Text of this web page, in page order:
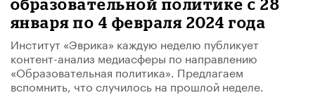
образовательной политике с 28
января по 4 февраля 2024 года
Институт «Эврика» каждую неделю публикует
контент-анализ медиасферы по направлению
«Образовательная политика». Предлагаем
вспомнить, что случилось на прошлой неделе.